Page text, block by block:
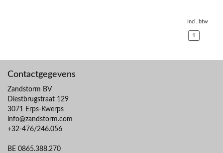
Incl. btw
1
Contactgegevens
Zandstorm BV
Diestbrugstraat 129
3071 Erps-Kwerps
info@zandstorm.com
+32-476/246.056
BE 0865.388.270